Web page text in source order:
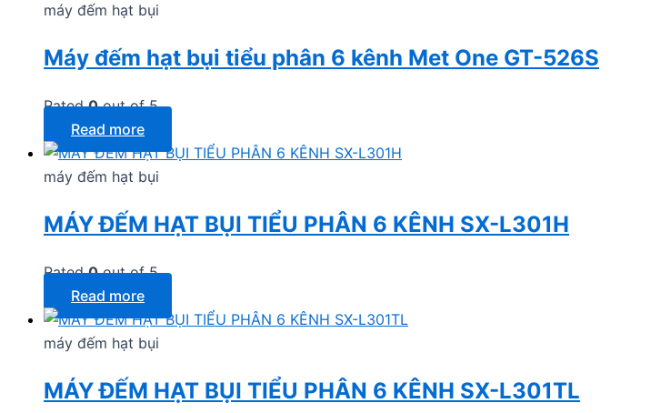
máy đếm hạt bụi
Máy đếm hạt bụi tiểu phân 6 kênh Met One GT-526S
Rated0out of 5
Read more
máy đếm hạt bụi
MÁY ĐẾM HẠT BỤI TIỂU PHÂN 6 KÊNH SX-L301H
Rated0out of 5
Read more
máy đếm hạt bụi
MÁY ĐẾM HẠT BỤI TIỂU PHÂN 6 KÊNH SX-L301TL